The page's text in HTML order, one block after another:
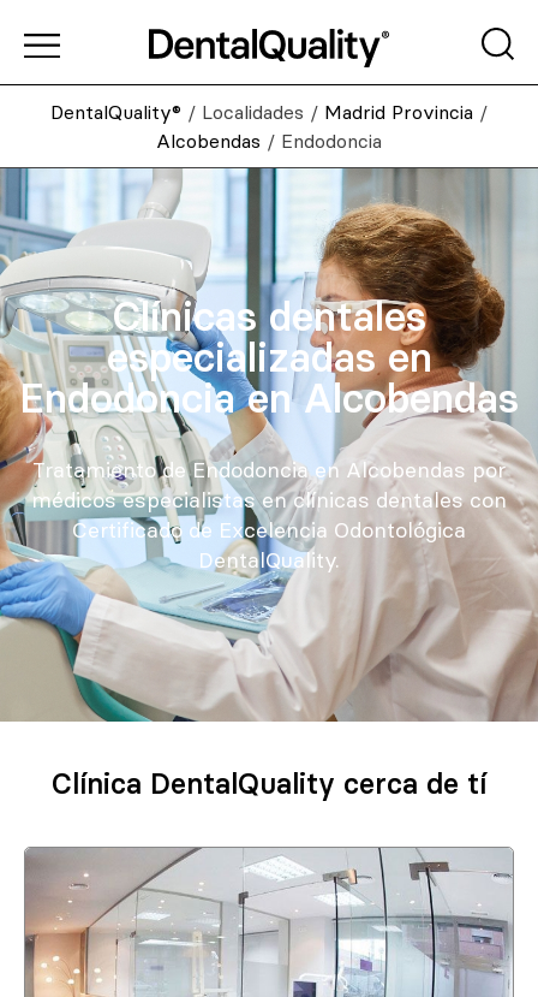
DentalQuality® / Localidades / Madrid Provincia /
Alcobendas / Endodoncia
Clínicas dentales
especializadas en
Endodoncia en Alcobendas
Tratamiento de Endodoncia en Alcobendas por
médicos especialistas en clínicas dentales con
Certificado de Excelencia Odontológica
DentalQuality.
Clínica DentalQuality cerca de tí